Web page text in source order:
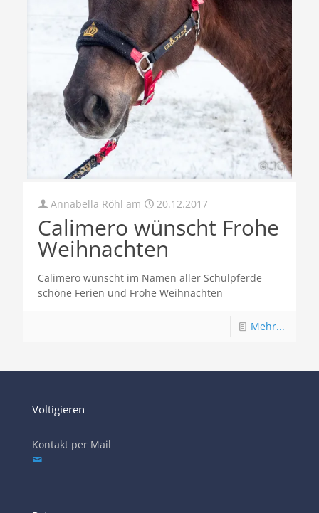
Annabella Röhl am 20.12.2017
Calimero wünscht Frohe
Weihnachten
Calimero wünscht im Namen aller Schulpferde
schöne Ferien und Frohe Weihnachten
Mehr...
Voltigieren
Kontakt per Mail